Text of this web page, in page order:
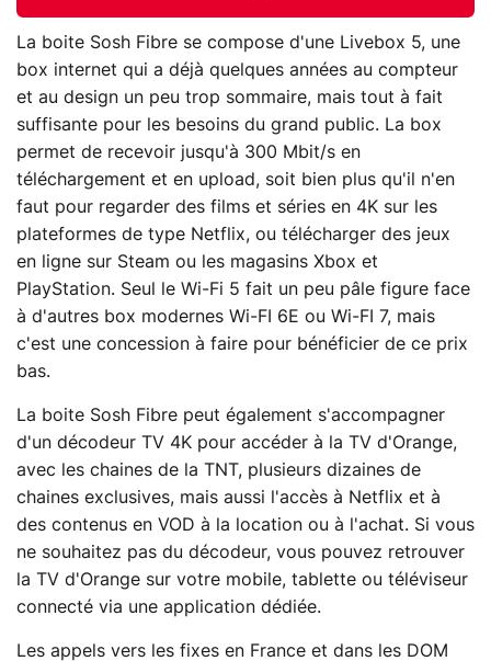
La boite Sosh Fibre se compose d'une Livebox 5, une
box internet qui a déjà quelques années au compteur
et au design un peu trop sommaire, mais tout à fait
suffisante pour les besoins du grand public. La box
permet de recevoir jusqu'à 300 Mbit/s en
téléchargement et en upload, soit bien plus qu'il n'en
faut pour regarder des films et séries en 4K sur les
plateformes de type Netflix, ou télécharger des jeux
en ligne sur Steam ou les magasins Xbox et
PlayStation. Seul le Wi-Fi 5 fait un peu pâle figure face
à d'autres box modernes Wi-FI 6E ou Wi-FI 7, mais
c'est une concession à faire pour bénéficier de ce prix
bas.
La boite Sosh Fibre peut également s'accompagner
d'un décodeur TV 4K pour accéder à la TV d'Orange,
avec les chaines de la TNT, plusieurs dizaines de
chaines exclusives, mais aussi l'accès à Netflix et à
des contenus en VOD à la location ou à l'achat. Si vous
ne souhaitez pas du décodeur, vous pouvez retrouver
la TV d'Orange sur votre mobile, tablette ou téléviseur
connecté via une application dédiée.
Les appels vers les fixes en France et dans les DOM